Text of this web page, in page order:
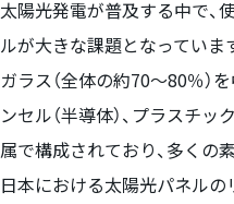
太陽光発電が普及する中で、
ルが大きな課題となっていま
ガラス（全体の約70～80％）
ンセル（半導体）、プラスチ
属で構成されており、多くの
日本における太陽光パネルの